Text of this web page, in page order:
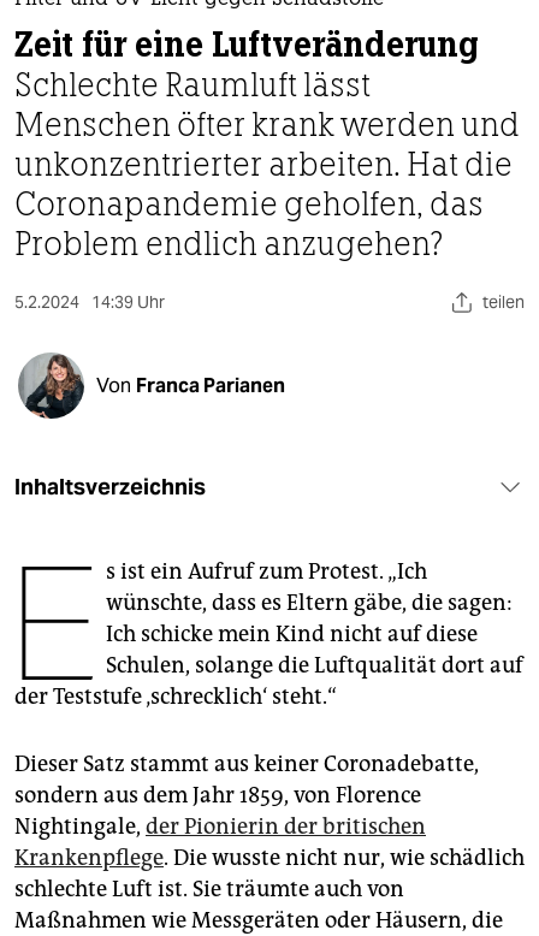
nord
wahrheit
verlag
verlag
veranstaltungen
shop
fragen & hilfe
unterstützen
genossenschaft
Zeit für eine Luftveränderung
Schlechte Raumluft lässt
Menschen öfter krank werden und
unkonzentrierter arbeiten. Hat die
Coronapandemie geholfen, das
Problem endlich anzugehen?
5.2.2024 14:39 Uhr teilen
Von Franca Parianen
Inhaltsverzeichnis
E s ist ein Aufruf zum Protest. „Ich
wünschte, dass es Eltern gäbe, die sagen:
Ich schicke mein Kind nicht auf diese
Schulen, solange die Luftqualität dort auf
der Teststufe ‚schrecklich‘ steht.“
Dieser Satz stammt aus keiner Corona­debatte,
sondern aus dem Jahr 1859, von Florence
Nightingale, der Pionierin der britischen
Krankenpflege. Die wusste nicht nur, wie schädlich
schlechte Luft ist. Sie träumte auch von
Maßnahmen wie Messgeräten oder Häusern, die